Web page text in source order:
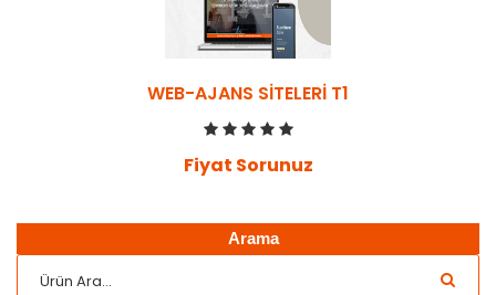
WEB-AJANS SITELERI T1
Fiyat Sorunuz
Arama